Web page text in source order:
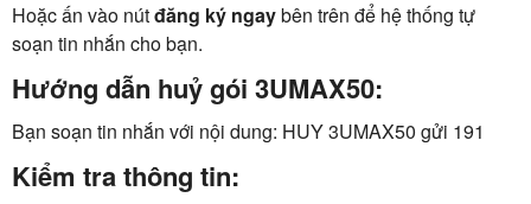
Hoặc ấn vào nútđăng ký ngaybên trên để hệ thống tự
soạn tin nhắn cho bạn.
Hướng dẫn huỷ gói 3UMAX50:
Bạn soạn tin nhắn với nội dung: HUY 3UMAX50 gửi 191
Kiểm tra thông tin: